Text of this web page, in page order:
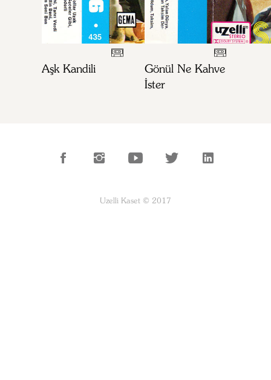
Aşk Kandili
Gönül Ne Kahve
İster
Uzelli Kaset © 2017